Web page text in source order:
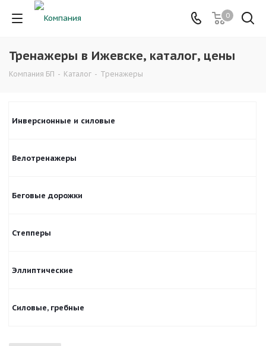
0
Тренажеры в Ижевске, каталог, цены
Компания БП - Каталог - Тренажеры
Инверсионные и силовые
Велотренажеры
Беговые дорожки
Степперы
Эллиптические
Силовые, гребные